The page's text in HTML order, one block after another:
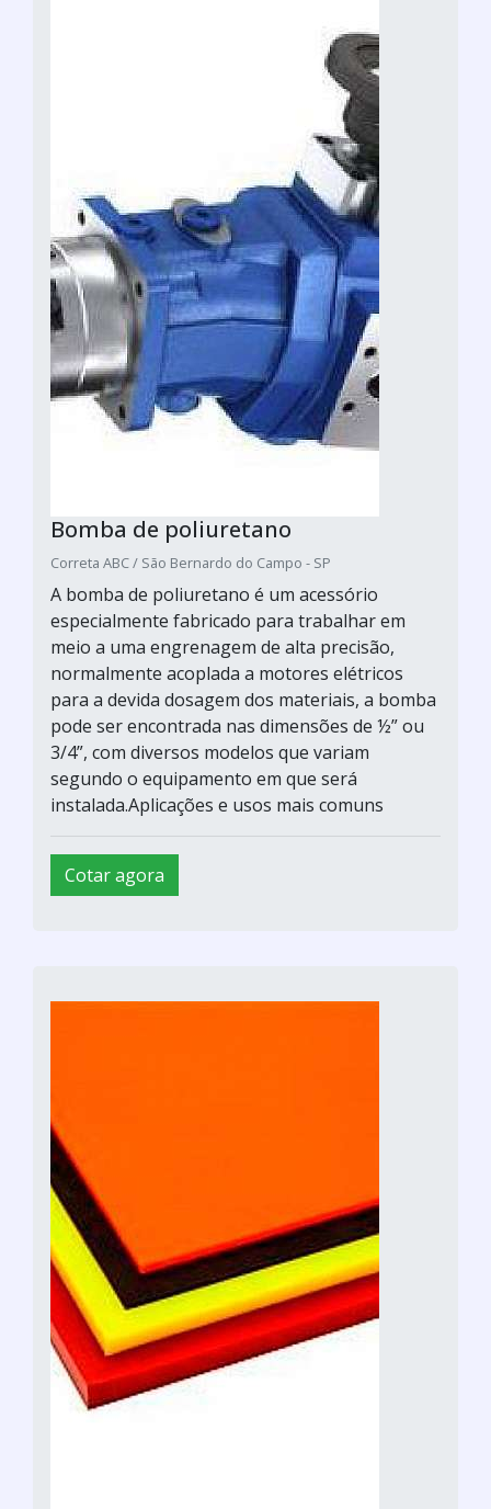
Bomba de poliuretano
Correta ABC / São Bernardo do Campo - SP
A bomba de poliuretano é um acessório
especialmente fabricado para trabalhar em
meio a uma engrenagem de alta precisão,
normalmente acoplada a motores elétricos
para a devida dosagem dos materiais, a bomba
pode ser encontrada nas dimensões de ½” ou
3/4”, com diversos modelos que variam
segundo o equipamento em que será
instalada.Aplicações e usos mais comuns
Cotar agora